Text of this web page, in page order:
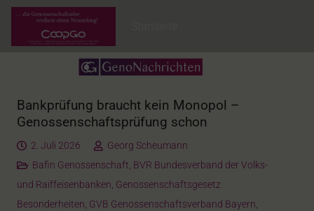
Bankprüfung braucht kein Monopol –
Genossenschaftsprüfung schon
2. Juli 2026
Georg Scheumann
Bafin Genossenschaft, BVR Bundesverband der Volks-
und Raiffeisenbanken, Genossenschaftsgesetz
Besonderheiten, GVB Genossenschaftsverband Bayern,